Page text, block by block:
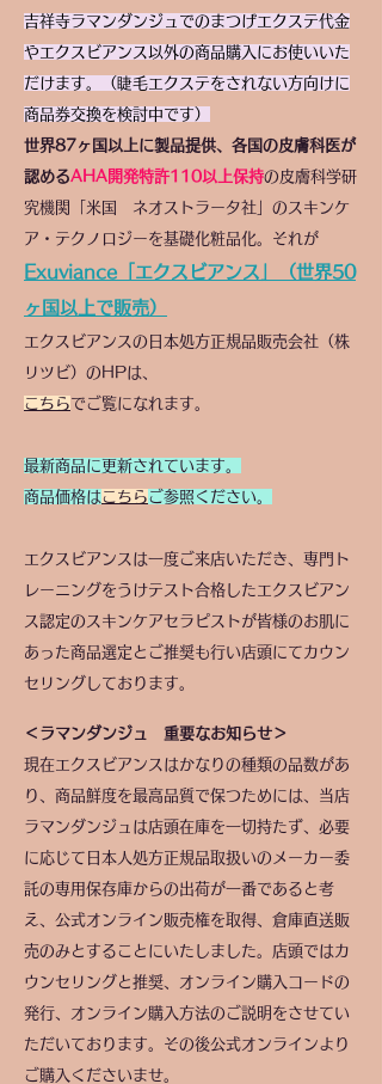
吉祥寺ラマンダンジュでのまつげエクステ代金
やエクスビアンス以外の商品購入にお使いいた
だけます。（睫毛エクステをされない方向けに
商品券交換を検討中です）
世界87ヶ国以上に製品提供、各国の皮膚科医が
認めるAHA開発特許110以上保持の皮膚科学研
究機関「米国 ネオストラータ社」の スキンケ
ア・テクノロジーを基礎化粧品化。それが
Exuviance「エクスビアンス」（世界50
ヶ国以上で販売）
エクスビアンスの日本処方正規品販売会社（株
リツビ）のHPは、
こちらでご覧になれます。
最新商品に更新されています。
商品価格はこちらご参照ください。
エクスビアンスは一度ご来店いただき、専門ト
レーニングをうけテスト合格したエクスビアン
ス認定のスキンケアセラピストが皆様のお肌に
あった商品選定とご推奨も行い店頭にてカウン
セリングしております。
＜ラマンダンジュ 重要なお知らせ＞
現在エクスビアンスはかなりの種類の品数があ
り、商品鮮度を最高品質で保つためには、当店
ラマンダンジュは店頭在庫を一切持たず、必要
に応じて日本人処方正規品取扱いのメーカー委
託の専用保存庫からの出荷が一番であると考
え、公式オンライン販売権を取得、倉庫直送販
売のみとすることにいたしました。店頭ではカ
ウンセリングと推奨、オンライン購入コードの
発行、オンライン購入方法のご説明をさせてい
ただいております。その後公式オンラインより
ご購入くださいませ。